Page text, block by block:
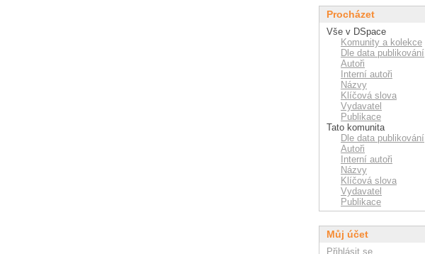
Procházet
Vše v DSpace
Komunity a kolekce
Dle data publikování
Autoři
Interní autoři
Názvy
Klíčová slova
Vydavatel
Publikace
Tato komunita
Dle data publikování
Autoři
Interní autoři
Názvy
Klíčová slova
Vydavatel
Publikace
Můj účet
Přihlásit se